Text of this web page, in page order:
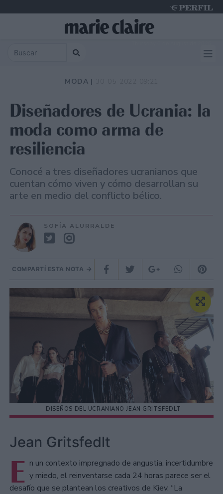
MODA |
Diseñadores de Ucrania: la
moda como arma de
resiliencia
Conocé a tres diseñadores ucranianos que
cuentan cómo viven y cómo desarrollan su
arte en medio del conflicto bélico.
SOFÍA ALURRALDE
COMPARTÍ ESTA NOTA
DISEÑOS DEL UCRANIANO JEAN GRITSFEDLT
Jean Gritsfedlt
E n un contexto impregnado de angustia, incertidumbre
y miedo, el reinventarse cada 24 horas parece ser el
desafío que se plantean los creativos de Kiev. “La